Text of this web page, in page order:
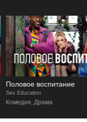
Половое воспитание
Sex Education
Комедия, Драма